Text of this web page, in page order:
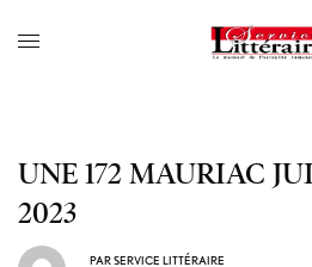
UNE 172 MAURIAC
2023
PARSERVICE LITTÉRAIRE